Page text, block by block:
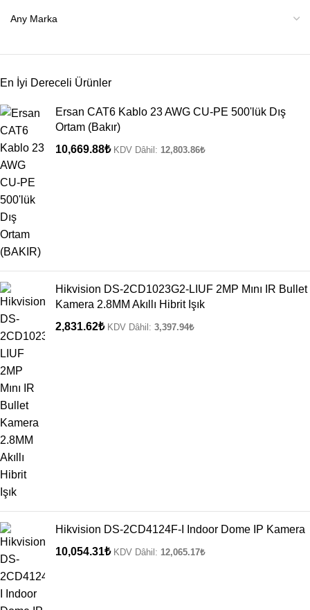
En İyi Dereceli Ürünler
Ersan CAT6 Kablo 23 AWG CU-PE 500'lük Dış
Ortam (Bakır)
10,669.88₺ KDV Dâhil: 12,803.86₺
Hikvision DS-2CD1023G2-LIUF 2MP Mını IR Bullet
Kamera 2.8MM Akıllı Hibrit Işık
2,831.62₺ KDV Dâhil: 3,397.94₺
Hikvision DS-2CD4124F-I Indoor Dome IP Kamera
10,054.31₺ KDV Dâhil: 12,065.17₺